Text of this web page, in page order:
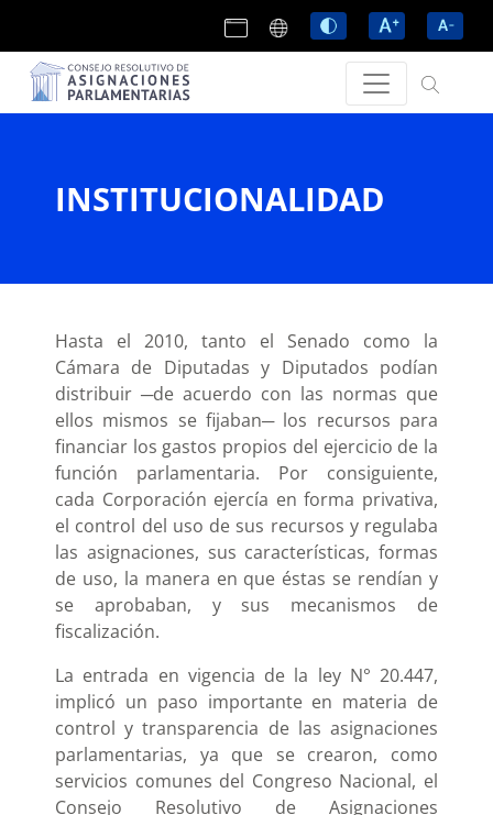
INSTITUCIONALIDAD
Hasta el 2010, tanto el Senado como la
Cámara de Diputadas y Diputados podían
distribuir ─de acuerdo con las normas que
ellos mismos se fijaban─ los recursos para
financiar los gastos propios del ejercicio de la
función parlamentaria. Por consiguiente,
cada Corporación ejercía en forma privativa,
el control del uso de sus recursos y regulaba
las asignaciones, sus características, formas
de uso, la manera en que éstas se rendían y
se aprobaban, y sus mecanismos de
fiscalización.
La entrada en vigencia de la ley N° 20.447,
implicó un paso importante en materia de
control y transparencia de las asignaciones
parlamentarias, ya que se crearon, como
servicios comunes del Congreso Nacional, el
Consejo Resolutivo de Asignaciones